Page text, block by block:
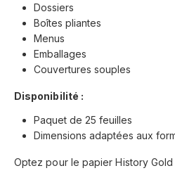
Dossiers
Boîtes pliantes
Menus
Emballages
Couvertures souples
Disponibilité :
Paquet de 25 feuilles
Dimensions adaptées aux
Optez pour le papier History